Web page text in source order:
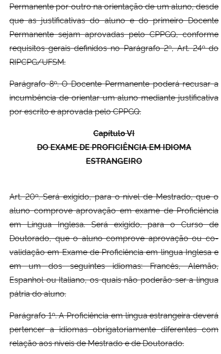
Permanente por outro na orientação de um aluno, desde
que as justificativas do aluno e do primeiro Docente
Permanente sejam aprovadas pelo CPPGQ, conforme
requisitos gerais definidos no Parágrafo 2º, Art. 24º do
RIPCPG/UFSM.
Parágrafo 8º. O Docente Permanente poderá recusar a
incumbência de orientar um aluno mediante justificativa
por escrito e aprovada pelo CPPGQ.
Capítulo VI
DO EXAME DE PROFICIÊNCIA EM IDIOMA
ESTRANGEIRO
Art. 20º. Será exigido, para o nível de Mestrado, que o
aluno comprove aprovação em exame de Proficiência
em Língua Inglesa. Será exigido, para o Curso de
Doutorado, que o aluno comprove aprovação ou co-
validação em Exame de Proficiência em lingua Inglesa e
em um dos seguintes idiomas: Francês, Alemão,
Espanhol ou Italiano, os quais não poderão ser a língua
pátria do aluno.
Parágrafo 1º. A Proficiência em língua estrangeira deverá
pertencer a idiomas obrigatoriamente diferentes com
relação aos níveis de Mestrado e de Doutorado.